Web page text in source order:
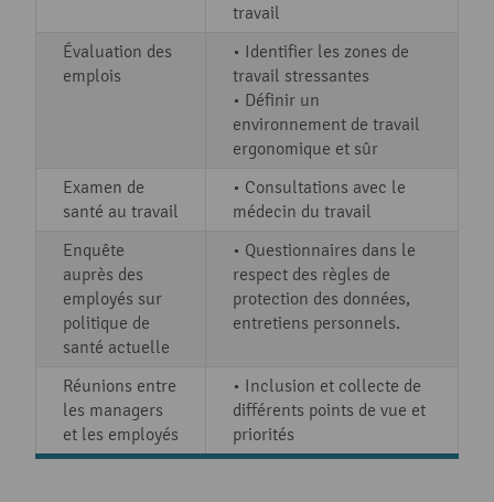
travail
Évaluation des
emplois
• Identifier les zones de
travail stressantes
• Définir un
environnement de travail
ergonomique et sûr
Examen de
santé au travail
• Consultations avec le
médecin du travail
Enquête
auprès des
employés sur
politique de
santé actuelle
• Questionnaires dans le
respect des règles de
protection des données,
entretiens personnels.
Réunions entre
les managers
et les employés
• Inclusion et collecte de
différents points de vue et
priorités